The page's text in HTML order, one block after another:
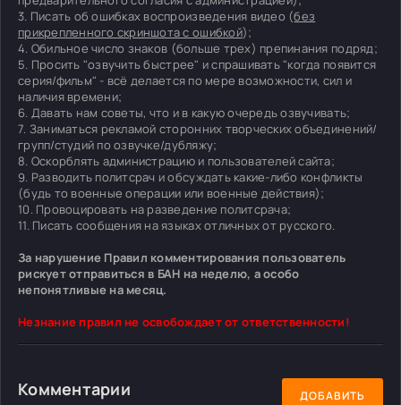
3. Писать об ошибках воспроизведения видео (без
прикрепленного скриншота с ошибкой);
4. Обильное число знаков (больше трех) препинания подряд;
5. Просить "озвучить быстрее" и спрашивать "когда появится
серия/фильм" - всё делается по мере возможности, сил и
наличия времени;
6. Давать нам советы, что и в какую очередь озвучивать;
7. Заниматься рекламой сторонних творческих объединений/
групп/студий по озвучке/дубляжу;
8. Оскорблять администрацию и пользователей сайта;
9. Разводить политсрач и обсуждать какие-либо конфликты
(будь то военные операции или военные действия);
10. Провоцировать на разведение политсрача;
11. Писать сообщения на языках отличных от русского.
За нарушение Правил комментирования пользователь
рискует отправиться в БАН на неделю, а особо
непонятливые на месяц.
Незнание правил не освобождает от ответственности!
Комментарии ДОБАВИТЬ